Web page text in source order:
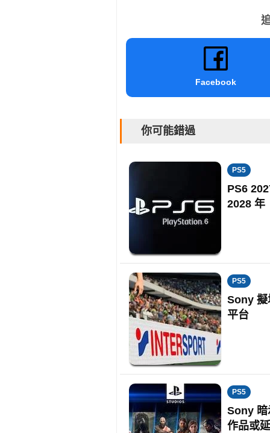
Facebook
你可能錯過
PS5
PS6
2028 年
PS5
Sony
平台
PS5
Sony
作品或